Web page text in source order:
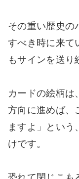
その重い歴史の
すべき時に来
もサインを送り
カードの絵柄は
方向に進めば、
ますよ」とい
けです。